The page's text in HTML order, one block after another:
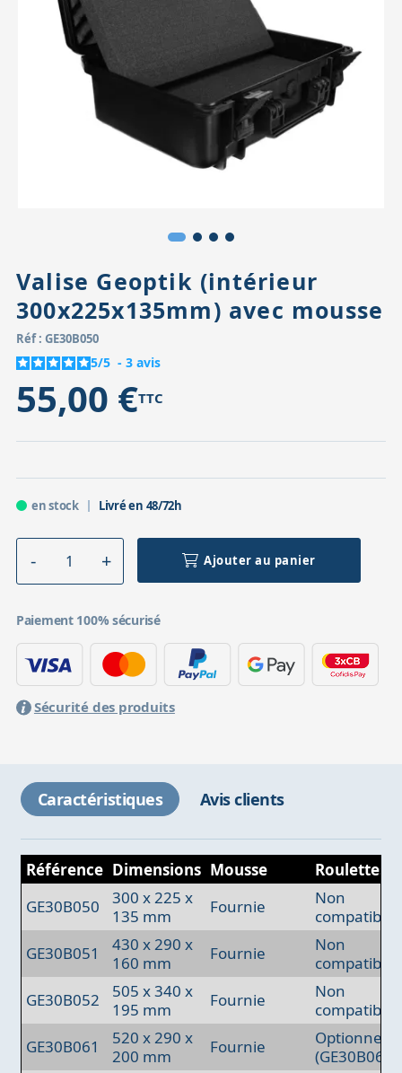
Accessoires pour montures
Têtes
Pièces détachées
Valise Geoptik (intérieur
300x225x135mm) avec mousse
Réf : GE30B050
5/5 - 3 avis
55,00 €TTC
en stock Livré en 48/72h
Ajouter au panier
Paiement 100% sécurisé
Sécurité des produits
Caractéristiques Avis clients
Référence Dimensions Mousse
Roulettes
GE30B050
300 x 225 x
135 mm
Fournie
Non
compatibles
GE30B051
430 x 290 x
160 mm
Fournie
Non
compatibles
GE30B052
505 x 340 x
195 mm
Fournie
Non
compatibles
GE30B061
520 x 290 x
200 mm
Fournie
(GE30B062)